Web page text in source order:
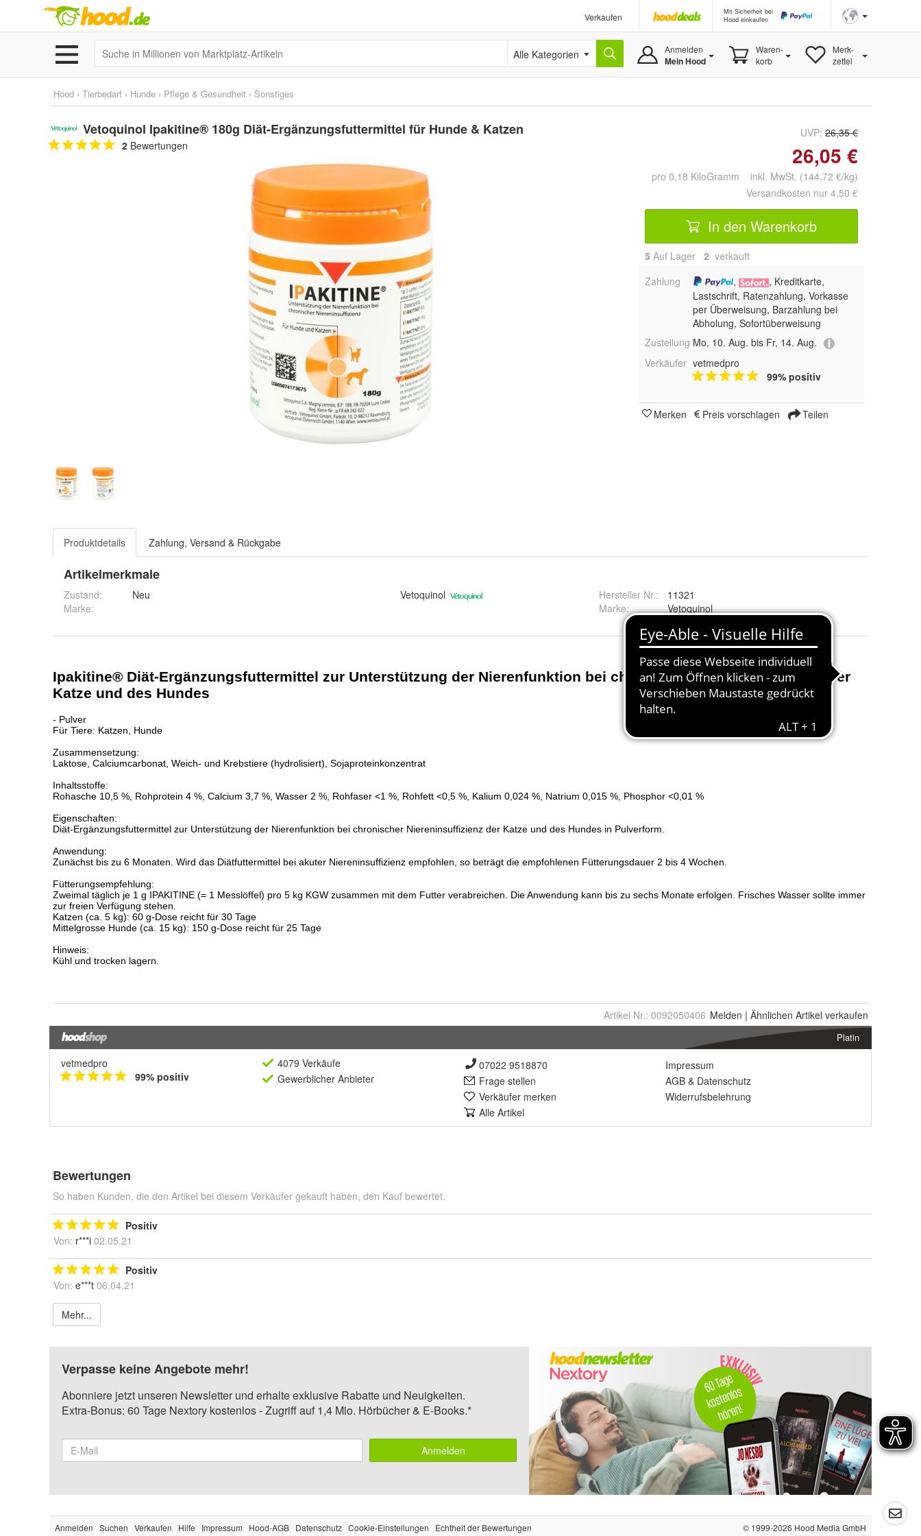
Verkaufen
Mit Sicherheit bei
Hood einkaufen
Alle Kategorien Anmelden
Mein Hood
Waren-
korb
Merk-
zettel
Hood › Tierbedarf › Hunde › Pflege & Gesundheit › Sonstiges
Vetoquinol Ipakitine® 180g Diät-Ergänzungsfuttermittel für Hunde & Katzen
2 Bewertungen
UVP: 26,35 €
26,05 €
pro 0,18 KiloGramm inkl. MwSt. (144,72 €/kg)
Versandkosten nur 4,50 €
In den Warenkorb
5 Auf Lager 2 verkauft
Zahlung
,
, Kreditkarte,
Lastschrift, Ratenzahlung, Vorkasse
per Überweisung, Barzahlung bei
Abholung, Sofortüberweisung
Zustellung Mo, 10. Aug. bis Fr, 14. Aug.
Verkäufer vetmedpro
99% positiv
Merken Preis vorschlagen Teilen
Produktdetails Zahlung, Versand & Rückgabe
Artikelmerkmale
Zustand:
Neu
Marke:
Vetoquinol Hersteller Nr.:
11321
Marke: Vetoquinol
Artikel Nr.: 0092050406 Melden | Ähnlichen Artikel verkaufen
Platin
vetmedpro
99% positiv
4079 Verkäufe
Gewerblicher Anbieter
07022 9518870
Frage stellen
Verkäufer merken
Alle Artikel
Impressum
AGB & Datenschutz
Widerrufsbelehrung
Bewertungen
So haben Kunden, die den Artikel bei diesem Verkäufer gekauft haben, den Kauf bewertet.
Positiv
Von: r***i 02.05.21
Positiv
Von: e***t 06.04.21
Mehr...
Verpasse keine Angebote mehr!
Abonniere jetzt unseren Newsletter und erhalte exklusive Rabatte und Neuigkeiten.
Extra-Bonus: 60 Tage Nextory kostenlos - Zugriff auf 1,4 Mio. Hörbücher & E-Books.*
Anmelden
Anmelden Suchen Verkaufen Hilfe Impressum Hood-AGB Datenschutz Cookie-Einstellungen Echtheit der Bewertungen © 1999-2026 Hood Media GmbH